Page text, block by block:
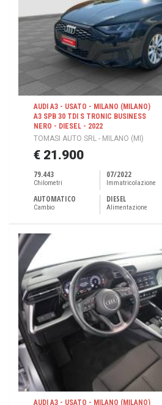
AUDI A3 - USATO - MILANO (MILANO)
A3 SPB 30 TDI S TRONIC BUSINESS
NERO - DIESEL - 2022
TOMASI AUTO SRL - MILANO (MI)
€ 21.900
79.443
Chilometri
07/2022
Immatricolazione
AUTOMATICO
Cambio
DIESEL
Alimentazione
AUDI A3 - USATO - MILANO (MILANO)